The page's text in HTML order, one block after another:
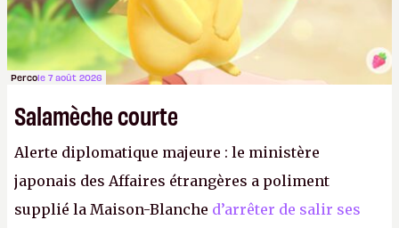
Percole 7 août 2026
Salamèche courte
Alerte diplomatique majeure : le ministère
japonais des Affaires étrangères a poliment
supplié la Maison-Blanche d’arrêter de salir ses